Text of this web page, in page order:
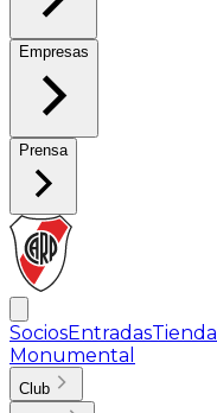
Empresas
Prensa
SociosEntradasTienda
Monumental
Club